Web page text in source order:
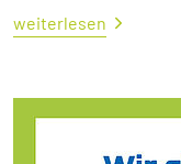
weiterlesen